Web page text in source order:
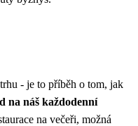
- je to příběh o tom, jak
na náš každodenní
na večeři, možná